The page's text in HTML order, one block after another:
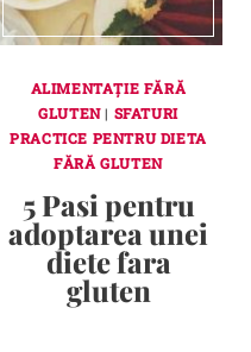
ALIMENTAȚIE FĂRĂ
GLUTEN| SFATURI
PRACTICE PENTRU DIETA
FĂRĂ GLUTEN
5 Pasi pentru
adoptarea unei
diete fara
gluten